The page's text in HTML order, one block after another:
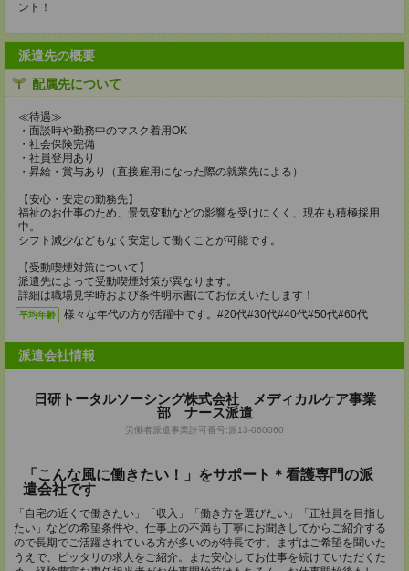
ント！
派遣先の概要
配属先について
≪待遇≫
・面談時や勤務中のマスク着用OK
・社会保険完備
・社員登用あり
・昇給・賞与あり（直接雇用になった際の就業先による）
【安心・安定の勤務先】
福祉のお仕事のため、景気変動などの影響を受けにくく、現在も積極採用
中。
シフト減少などもなく安定して働くことが可能です。
【受動喫煙対策について】
派遣先によって受動喫煙対策が異なります。
詳細は職場見学時および条件明示書にてお伝えいたします！
平均年齢 様々な年代の方が活躍中です。#20代#30代#40代#50代#60代
派遣会社情報
日研トータルソーシング株式会社 メディカルケア事業
部 ナース派遣
労働者派遣事業許可番号:派13-060060
「こんな風に働きたい！」をサポート＊看護専門の派
遣会社です
「自宅の近くで働きたい」「収入」「働き方を選びたい」「正社員を目指し
たい」などの希望条件や、仕事上の不満も丁寧にお聞きしてからご紹介する
ので長期でご活躍されている方が多いのが特長です。まずはご希望を聞いた
うえで、ピッタリの求人をご紹介。また安心してお仕事を続けていただくた